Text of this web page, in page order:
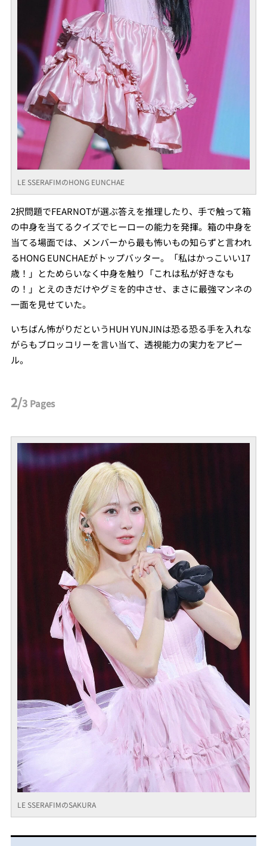
LE SSERAFIMのHONG EUNCHAE
2択問題でFEARNOTが選ぶ答えを推理したり、手で触って箱
の中身を当てるクイズでヒーローの能力を発揮。箱の中身を
当てる場面では、メンバーから最も怖いもの知らずと言われ
るHONG EUNCHAEがトップバッター。「私はかっこいい17
歳！」とためらいなく中身を触り「これは私が好きなも
の！」とえのきだけやグミを的中させ、まさに最強マンネの
一面を見せていた。
いちばん怖がりだというHUH YUNJINは恐る恐る手を入れな
がらもブロッコリーを言い当て、透視能力の実力をアピー
ル。
2/3 Pages
LE SSERAFIMのSAKURA